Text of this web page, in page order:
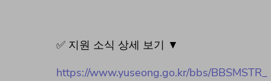
✅ 지원 소식 상세 보기 ▼
https://www.yuseong.go.kr/bbs/BBSMSTR_